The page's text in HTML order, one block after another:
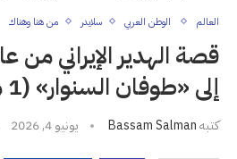
العالم الوطن العربي سلايدر من هنا وهناك
قصة الهدير الإيراني من
إلى «طوفان السنوار» (1 من 3)
كتبهBassam Salman يونيو 4, 2026